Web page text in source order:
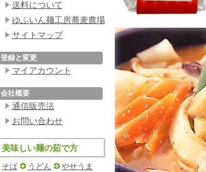
送料について
ゆふいん麺工房蕎麦農場
サイトマップ
登録と変更
マイアカウント
会社概要
通信販売法
お問い合わせ
美味しい麺の茹で方
そば うどん やせうま